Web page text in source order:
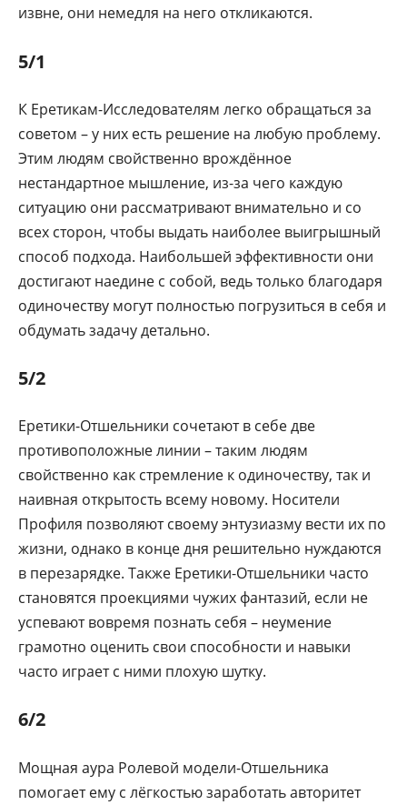
извне, они немедля на него откликаются.
5/1
К Еретикам-Исследователям легко обращаться за
советом – у них есть решение на любую проблему.
Этим людям свойственно врождённое
нестандартное мышление, из-за чего каждую
ситуацию они рассматривают внимательно и со
всех сторон, чтобы выдать наиболее выигрышный
способ подхода. Наибольшей эффективности они
достигают наедине с собой, ведь только благодаря
одиночеству могут полностью погрузиться в себя и
обдумать задачу детально.
5/2
Еретики-Отшельники сочетают в себе две
противоположные линии – таким людям
свойственно как стремление к одиночеству, так и
наивная открытость всему новому. Носители
Профиля позволяют своему энтузиазму вести их по
жизни, однако в конце дня решительно нуждаются
в перезарядке. Также Еретики-Отшельники часто
становятся проекциями чужих фантазий, если не
успевают вовремя познать себя – неумение
грамотно оценить свои способности и навыки
часто играет с ними плохую шутку.
6/2
Мощная аура Ролевой модели-Отшельника
помогает ему с лёгкостью заработать авторитет